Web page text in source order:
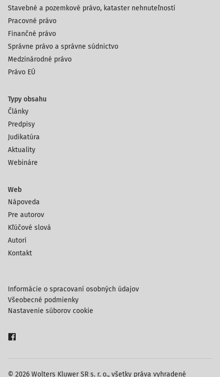
Stavebné a pozemkové právo, kataster nehnuteľností
Pracovné právo
Finančné právo
Správne právo a správne súdnictvo
Medzinárodné právo
Právo EÚ
Typy obsahu
Články
Predpisy
Judikatúra
Aktuality
Webináre
Web
Nápoveda
Pre autorov
Kľúčové slová
Autori
Kontakt
© 2026 Wolters Kluwer SR s. r. o., všetky práva vyhradené
Informácie o spracovaní osobných údajov
Všeobecné podmienky
Nastavenie súborov cookie